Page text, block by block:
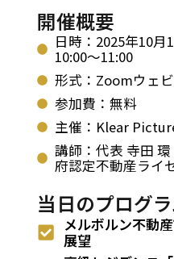
開催概要
日時：2025年10月
10:00〜11:00
形式：Zoomウェ
参加費：無料
主催：Klear
講師：代表 寺田
府認定不動産ライ
当日のプログ
メルボルン不動
展望